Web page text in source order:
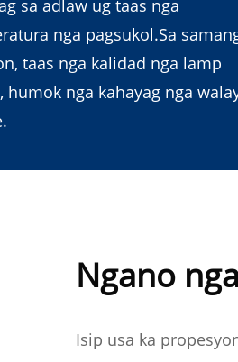
sa adlaw ug taas nga
nga pagsukol.Sa
taas nga kalidad nga lamp
humok nga kahayag nga
Ngano
Isip usa ka